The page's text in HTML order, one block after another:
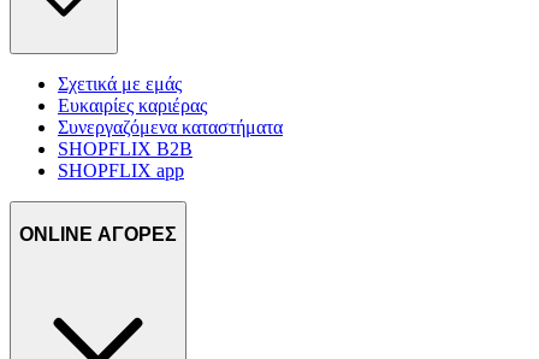
Σχετικά με εμάς
Ευκαιρίες καριέρας
Συνεργαζόμενα καταστήματα
SHOPFLIX B2B
SHOPFLIX app
ONLINE ΑΓΟΡΕΣ